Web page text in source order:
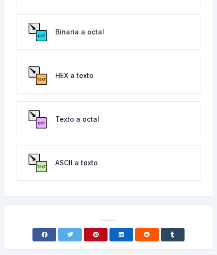
Binaria a octal
HEX a texto
Texto a octal
ASCII a texto